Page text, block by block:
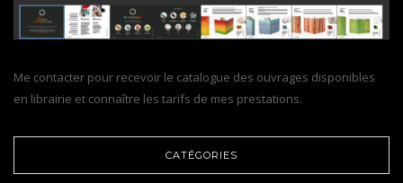
Me contacter pour recevoir le catalogue des ouvrages disponibles
en librairie et connaître les tarifs de mes prestations.
CATÉGORIES